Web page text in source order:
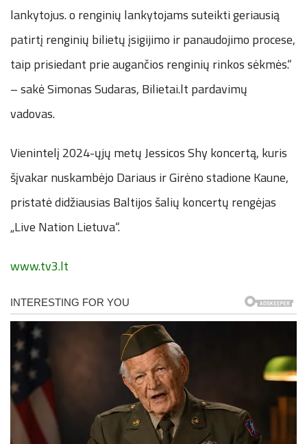
lankytojus. o renginių lankytojams suteikti geriausią
patirtį renginių bilietų įsigijimo ir panaudojimo procese,
taip prisiedant prie augančios renginių rinkos sėkmės.“
– sakė Simonas Sudaras, Bilietai.lt pardavimų
vadovas.
Vienintelį 2024-ųjų metų Jessicos Shy koncertą, kuris
šįvakar nuskambėjo Dariaus ir Girėno stadione Kaune,
pristatė didžiausias Baltijos šalių koncertų rengėjas
„Live Nation Lietuva“.
www.tv3.lt